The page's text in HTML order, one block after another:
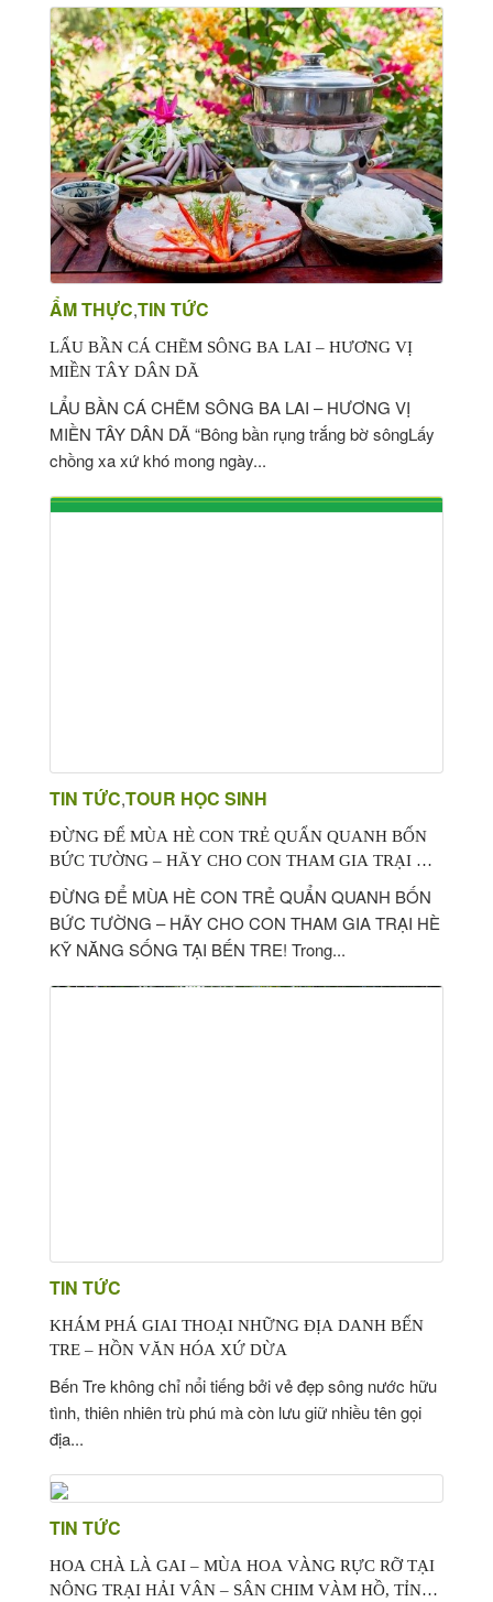
ẨM THỰC,TIN TỨC
LẨU BẦN CÁ CHẼM SÔNG BA LAI – HƯƠNG VỊ
MIỀN TÂY DÂN DÃ
LẨU BẦN CÁ CHẼM SÔNG BA LAI – HƯƠNG VỊ
MIỀN TÂY DÂN DÃ “Bông bần rụng trắng bờ sôngLấy
chồng xa xứ khó mong ngày...
TIN TỨC,TOUR HỌC SINH
ĐỪNG ĐỂ MÙA HÈ CON TRẺ QUẨN QUANH BỐN
BỨC TƯỜNG – HÃY CHO CON THAM GIA TRẠI HÈ
KỸ NĂNG SỐNG TẠI BẾN TRE!
ĐỪNG ĐỂ MÙA HÈ CON TRẺ QUẨN QUANH BỐN
BỨC TƯỜNG – HÃY CHO CON THAM GIA TRẠI HÈ
KỸ NĂNG SỐNG TẠI BẾN TRE! Trong...
TIN TỨC
KHÁM PHÁ GIAI THOẠI NHỮNG ĐỊA DANH BẾN
TRE – HỒN VĂN HÓA XỨ DỪA
Bến Tre không chỉ nổi tiếng bởi vẻ đẹp sông nước hữu
tình, thiên nhiên trù phú mà còn lưu giữ nhiều tên gọi
địa...
TIN TỨC
HOA CHÀ LÀ GAI – MÙA HOA VÀNG RỰC RỠ TẠI
NÔNG TRẠI HẢI VÂN – SÂN CHIM VÀM HỒ, TỈNH